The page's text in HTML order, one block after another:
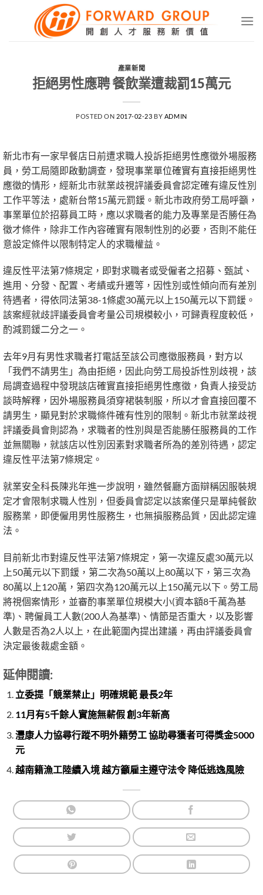
產業新聞
拒絕男性應聘 餐飲業遭裁罰15萬元
POSTED ON 2017-02-23 BY ADMIN
新北市有一家早餐店日前遭求職人投訴拒絕男性應徵外場服務
員，勞工局隨即啟動調查，發現事業單位確實有直接拒絕男性
應徵的情形，經新北市就業歧視評議委員會認定確有違反性別
工作平等法，處新台幣15萬元罰鍰。新北市政府勞工局呼籲，
事業單位於招募員工時，應以求職者的能力及專業是否勝任為
徵才條件，除非工作內容確實有限制性別的必要，否則不能任
意設定條件以限制特定人的求職權益。
違反性平法第7條規定，即對求職者或受僱者之招募、甄試、
進用、分發、配置、考績或升遷等，因性別或性傾向而有差別
待遇者，得依同法第38-1條處30萬元以上150萬元以下罰鍰。
該案經就歧評議委員會考量公司規模較小，可歸責程度較低，
酌減罰鍰二分之一。
去年9月有男性求職者打電話至該公司應徵服務員，對方以
「我們不請男生」為由拒絕，因此向勞工局投訴性別歧視，該
局調查過程中發現該店確實直接拒絕男性應徵，負責人接受訪
談時解釋，因外場服務員須穿裙裝制服，所以才會直接回覆不
請男生，顯見對於求職條件確有性別的限制。新北市就業歧視
評議委員會則認為，求職者的性別與是否能勝任服務員的工作
並無關聯，就該店以性別因素對求職者所為的差別待遇，認定
違反性平法第7條規定。
就業安全科長陳兆年進一步說明，雖然餐廳方面辯稱因服裝規
定才會限制求職人性別，但委員會認定以該案僅只是單純餐飲
服務業，即便僱用男性服務生，也無損服務品質，因此認定違
法。
目前新北市對違反性平法第7條規定，第一次違反處30萬元以
上50萬元以下罰鍰，第二次為50萬以上80萬以下，第三次為
80萬以上120萬，第四次為120萬元以上150萬元以下。勞工局
將視個案情形，並審酌事業單位規模大小(資本額8千萬為基
準)、聘僱員工人數(200人為基準)、情節是否重大，以及影響
人數是否為2人以上，在此範圍內提出建議，再由評議委員會
決定最後裁處金額。
延伸閱讀:
立委提「競業禁止」明確規範 最長2年
11月有5千餘人實施無薪假 創3年新高
灃康人力協尋行蹤不明外籍勞工 協助尋獲者可得獎金5000
元
越南籍漁工陸續入境 越方籲雇主遵守法令 降低逃逸風險